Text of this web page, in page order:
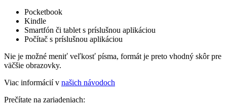
Pocketbook
Kindle
Smartfón či tablet s príslušnou aplikáciou
Počítač s príslušnou aplikáciou
Nie je možné meniť veľkosť písma, formát je preto vhodný skôr pre
väčšie obrazovky.
Viac informácií v našich návodoch
Prečítate na zariadeniach: